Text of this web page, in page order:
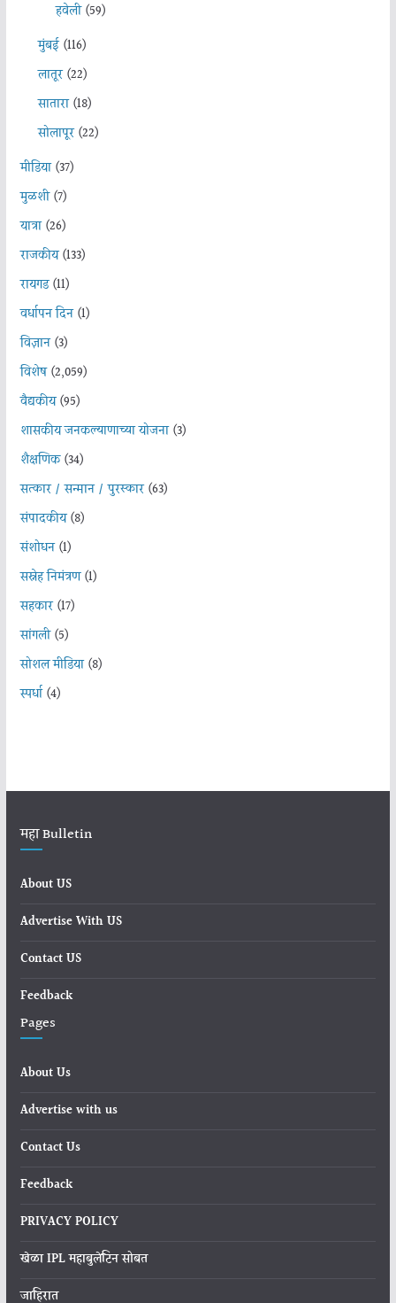
हवेली(59)
मुंबई(116)
लातूर(22)
सातारा(18)
सोलापूर(22)
मीडिया(37)
मुळशी(7)
यात्रा(26)
राजकीय(133)
रायगड(11)
वर्धापन दिन(1)
विज्ञान(3)
विशेष(2,059)
वैद्यकीय(95)
शासकीय जनकल्याणाच्या योजना(3)
शैक्षणिक(34)
सत्कार / सन्मान / पुरस्कार(63)
संपादकीय(8)
संशोधन(1)
सस्नेह निमंत्रण(1)
सहकार(17)
सांगली(5)
सोशल मीडिया(8)
स्पर्धा(4)
महा Bulletin
About US
Advertise With US
Contact US
Feedback
Pages
About Us
Advertise with us
Contact Us
Feedback
PRIVACY POLICY
खेळा IPL महाबुलेटिन सोबत
जाहिरात